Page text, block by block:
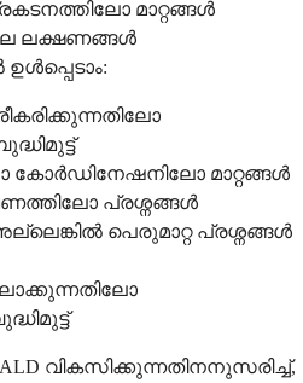
മാറ്റങ്ങൾ
ലക്ഷണങ്ങൾ
കോർഡിനേഷനിലോ മാറ്റങ്ങൾ
പ്രശ്നങ്ങൾ
പെരുമാറ്റ പ്രശ്നങ്ങൾ
വികസിക്കുന്നതിനനുസരിച്ച്,